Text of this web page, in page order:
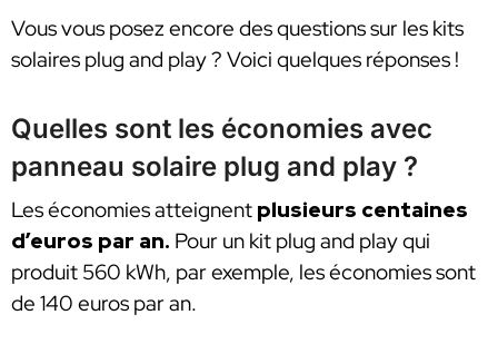
Vous vous posez encore des questions sur les kits
solaires plug and play ? Voici quelques réponses !
Quelles sont les économies avec
panneau solaire plug and play ?
Les économies atteignent plusieurs centaines
d’euros par an. Pour un kit plug and play qui
produit 560 kWh, par exemple, les économies sont
de 140 euros par an.